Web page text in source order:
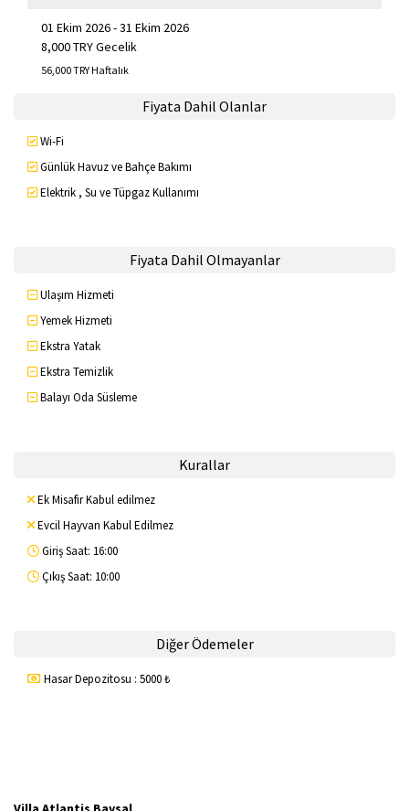
01 Ekim 2026 - 31 Ekim 2026
8,000 TRY Gecelik
56,000 TRY Haftalık
Fiyata Dahil Olanlar
Wi-Fi
Günlük Havuz ve Bahçe Bakımı
Elektrik , Su ve Tüpgaz Kullanımı
Fiyata Dahil Olmayanlar
Ulaşım Hizmeti
Yemek Hizmeti
Ekstra Yatak
Ekstra Temizlik
Balayı Oda Süsleme
Kurallar
Ek Misafir Kabul edilmez
Evcil Hayvan Kabul Edilmez
Giriş Saat: 16:00
Çıkış Saat: 10:00
Diğer Ödemeler
Hasar Depozitosu : 5000 ₺